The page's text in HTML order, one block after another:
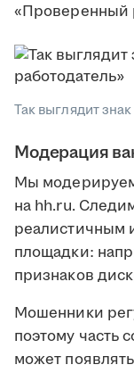
«Проверенный
Так выглядит
Модерация
Мы
на hh.ru.
реалистичным
площадки:
признаков
Мошенники
поэтому часть
может